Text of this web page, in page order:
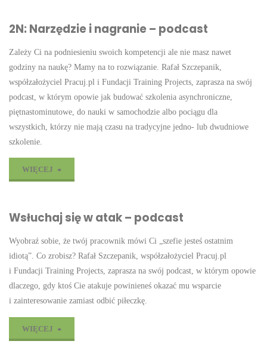
empatyczny
zimny
2N: Narzędzie i nagranie – podcast
Zależy Ci na podniesieniu swoich kompetencji ale nie masz nawet
godziny na naukę? Mamy na to rozwiązanie. Rafał Szczepanik,
współzałożyciel Pracuj.pl i Fundacji Training Projects, zaprasza na swój
podcast, w którym opowie jak budować szkolenia asynchroniczne,
piętnastominutowe, do nauki w samochodzie albo pociągu dla
wszystkich, którzy nie mają czasu na tradycyjne jedno- lub dwudniowe
szkolenie.
WIĘCEJ "2N:
i nagranie
–
Wsłuchaj się w atak – podcast
Wyobraź sobie, że twój pracownik mówi Ci „szefie jesteś ostatnim
idiotą”. Co zrobisz? Rafał Szczepanik, współzałożyciel Pracuj.pl
i Fundacji Training Projects, zaprasza na swój podcast, w którym opowie
dlaczego, gdy ktoś Cie atakuje powinieneś okazać mu wsparcie
i zainteresowanie zamiast odbić piłeczkę.
WIĘCEJ "Wsłuchaj